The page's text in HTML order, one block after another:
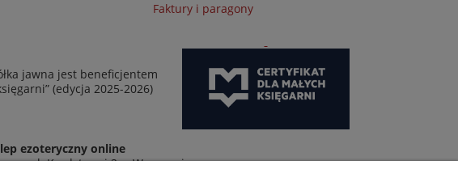
Faktury i paragony
jawna jest beneficjentem
(edycja 2025-2026)
ezoteryczny online
ul. Kredytowej 2 w Warszawie